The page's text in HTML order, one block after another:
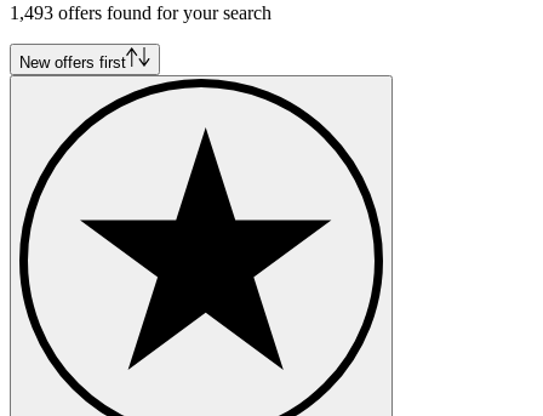
1,493 offers found for your search
New offers first